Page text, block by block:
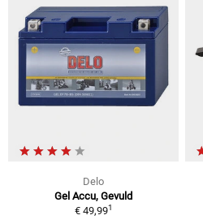
Delo
Gel Accu, Gevuld
€ 49,991